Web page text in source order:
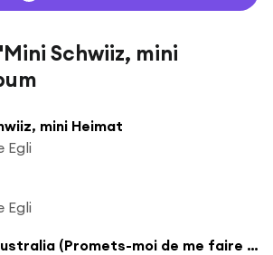
Schwiiz, mini
mini Heimat
Egli
Egli
Terra Australia (Promets-moi de me faire revenir)